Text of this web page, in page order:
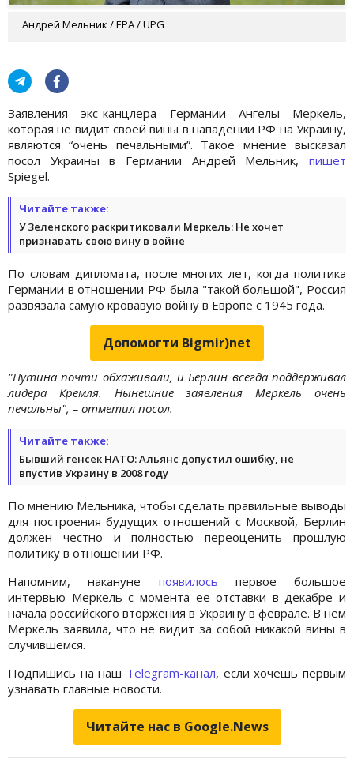
Андрей Мельник / EPA / UPG
Заявления экс-канцлера Германии Ангелы Меркель,
которая не видит своей вины в нападении РФ на Украину,
являются “очень печальными”. Такое мнение высказал
посол Украины в Германии Андрей Мельник, пишет
Spiegel.
Читайте также:
У Зеленского раскритиковали Меркель: Не хочет
признавать свою вину в войне
По словам дипломата, после многих лет, когда политика
Германии в отношении РФ была "такой большой", Россия
развязала самую кровавую войну в Европе с 1945 года.
Допомогти Bigmir)net
"Путина почти обхаживали, и Берлин всегда поддерживал
лидера Кремля. Нынешние заявления Меркель очень
печальны", – отметил посол.
Читайте также:
Бывший генсек НАТО: Альянс допустил ошибку, не
впустив Украину в 2008 году
По мнению Мельника, чтобы сделать правильные выводы
для построения будущих отношений с Москвой, Берлин
должен честно и полностью переоценить прошлую
политику в отношении РФ.
Напомним, накануне появилось первое большое
интервью Меркель с момента ее отставки в декабре и
начала российского вторжения в Украину в феврале. В нем
Меркель заявила, что не видит за собой никакой вины в
случившемся.
Подпишись на наш Telegram-канал, если хочешь первым
узнавать главные новости.
Читайте нас в Google.News